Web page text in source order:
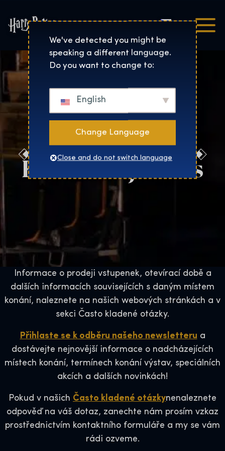
Harry Potter™: The
Čeština
Kontaktujte nás
Informace o prodeji vstupenek, otevírací době a
dalších informacích souvisejících s daným místem
konání, naleznete na našich webových stránkách a v
sekci Často kladené otázky.
Přihlaste se k odběru našeho newsletteru a
dostávejte nejnovější informace o nadcházejících
místech konání, termínech konání výstav, speciálních
akcích a dalších novinkách!
Pokud v našich Často kladené otázkynenaleznete
odpověď na váš dotaz, zanechte nám prosím vzkaz
prostřednictvím kontaktního formuláře a my se vám
rádi ozveme.
We've detected you might be
speaking a different language.
Do you want to change to:
English
Change Language
Close and do not switch language